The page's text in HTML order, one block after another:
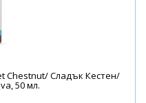
Chestnut/ Сладък Кестен/
50 мл.